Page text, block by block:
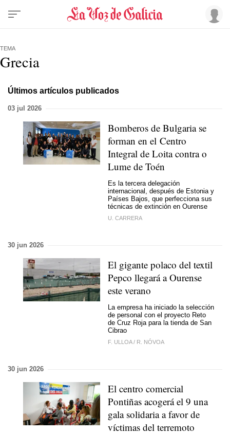
TEMA
Grecia
Últimos artículos publicados
03 jul 2026
Bomberos de Bulgaria se
forman en el Centro
Integral de Loita contra o
Lume de Toén
Es la tercera delegación
internacional, después de Estonia y
Países Bajos, que perfecciona sus
técnicas de extinción en Ourense
U. CARRERA
30 jun 2026
El gigante polaco del textil
Pepco llegará a Ourense
este verano
La empresa ha iniciado la selección
de personal con el proyecto Reto
de Cruz Roja para la tienda de San
Cibrao
F. ULLOA/ R. NÓVOA
30 jun 2026
El centro comercial
Pontiñas acogerá el 9 una
gala solidaria a favor de
víctimas del terremoto